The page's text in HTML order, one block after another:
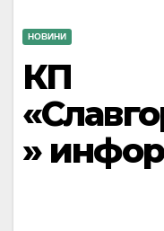
НОВИНИ
КП
»